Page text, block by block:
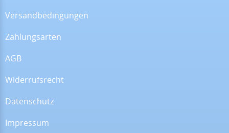
05.08.26
Alles super!
Versandbedingungen
Zahlungsarten
AGB
Widerrufsrecht
Datenschutz
Impressum